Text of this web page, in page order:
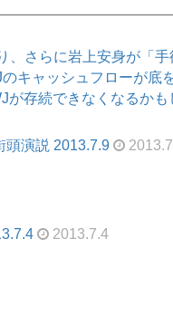
、さらに岩上安身が「
キャッシュフローが底
存続できなくなるかも
頭演説 2013.7.9
2013.7.4